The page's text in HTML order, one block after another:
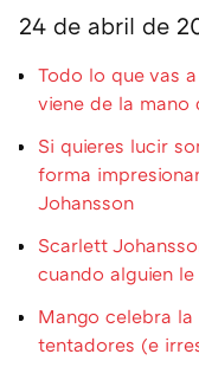
24 de abril de
Todo lo que vas
viene de la mano
Si quieres lucir
forma
Johansson
Scarlett
cuando alguien
Mango celebra
tentadores (e